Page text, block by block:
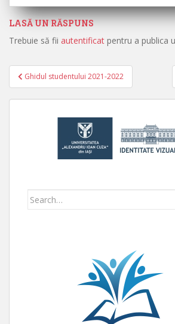
LASĂ UN RĂSPUNS
Trebuie să fii autentificat pentru a publica
Navigare în articole
Ghidul studentului 2021-2022
Search for: